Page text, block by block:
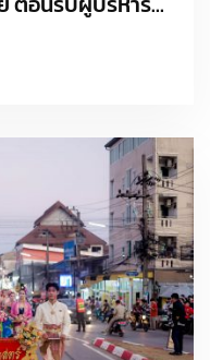
เพื่อเตรียมความ
ศาสตรบัณฑิต